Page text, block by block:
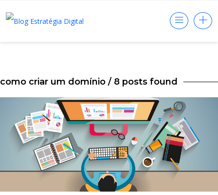
como criar um domínio / 8 posts found